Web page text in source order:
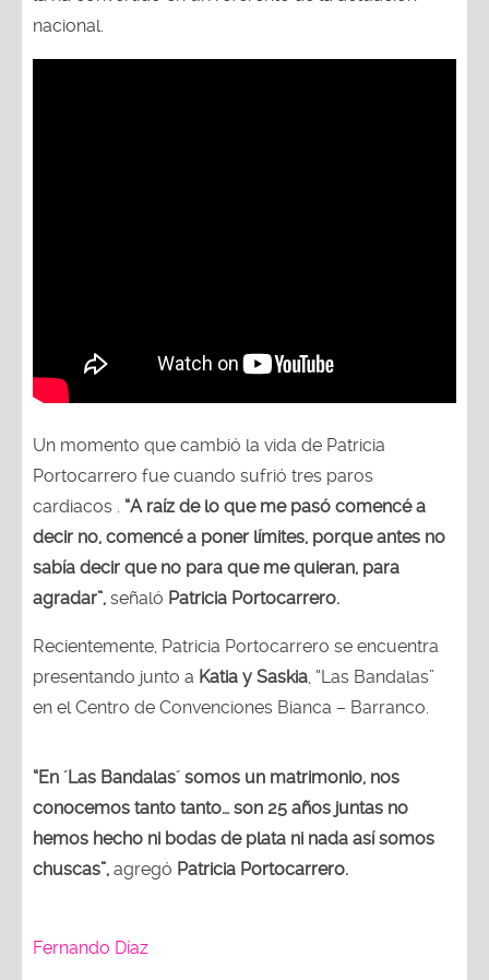
nacional.
Un momento que cambió la vida de Patricia
Portocarrero fue cuando sufrió tres paros
cardiacos . “A raíz de lo que me pasó comencé a
decir no, comencé a poner límites, porque antes no
sabía decir que no para que me quieran, para
agradar”, señaló Patricia Portocarrero.
Recientemente, Patricia Portocarrero se encuentra
presentando junto a Katia y Saskia, “Las Bandalas”
en el Centro de Convenciones Bianca – Barranco.
“En ´Las Bandalas´ somos un matrimonio, nos
conocemos tanto tanto… son 25 años juntas no
hemos hecho ni bodas de plata ni nada así somos
chuscas”, agregó Patricia Portocarrero.
Fernando Díaz